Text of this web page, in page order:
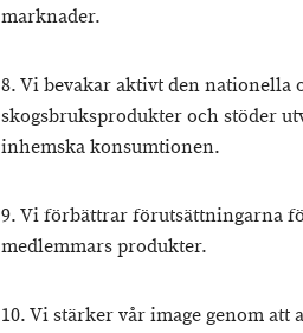
marknader.
8. Vi bevakar aktivt den
skogsbruksprodukter och stöder
inhemska konsumtionen.
9. Vi förbättrar förutsättningarna
medlemmars produkter.
10. Vi stärker vår image genom